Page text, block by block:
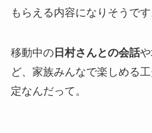
もらえる内容になりそうです
移動中の日村さんとの会話
ど、家族みんなで楽しめる
定なんだって。